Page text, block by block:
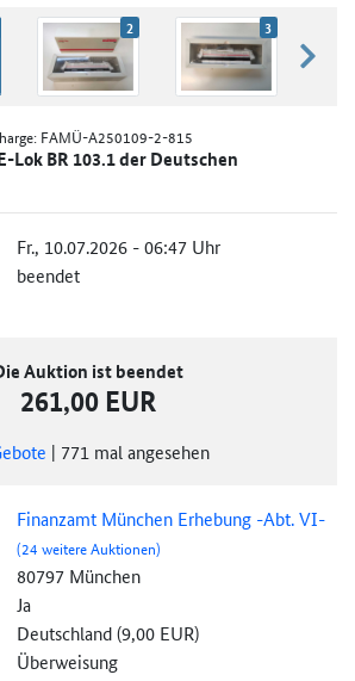
2 3
FAMÜ-A250109-2-815
Lok BR 103.1 der Deutschen
Fr., 10.07.2026 - 06:47 Uhr
beendet
Auktion ist beendet
261,00 EUR
| 771 mal angesehen
Finanzamt München Erhebung -Abt. VI-
(24 weitere Auktionen)
80797 München
Ja
Deutschland (9,00 EUR)
Überweisung